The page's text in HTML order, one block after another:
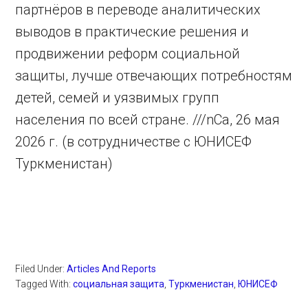
партнёров в переводе аналитических
выводов в практические решения и
продвижении реформ социальной
защиты, лучше отвечающих потребностям
детей, семей и уязвимых групп
населения по всей стране. ///nCa, 26 мая
2026 г. (в сотрудничестве с ЮНИСЕФ
Туркменистан)
Filed Under:Articles And Reports
Tagged With:социальная защита ,Туркменистан ЮНИСЕФ